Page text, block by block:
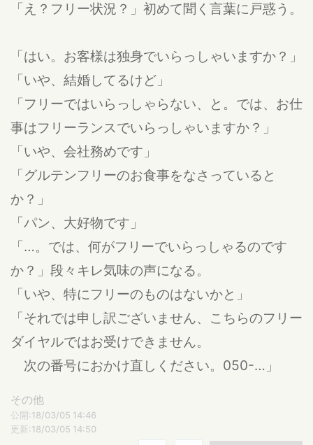
「え？フリー状況？」初めて聞く言葉に戸惑う。
「はい。お客様は独身でいらっしゃいますか？」
「いや、結婚してるけど」
「フリーではいらっしゃらない、と。では、お仕
事はフリーランスでいらっしゃいますか？」
「いや、会社務めです」
「グルテンフリーのお食事をなさっていると
か？」
「パン、大好物です」
「…。では、何がフリーでいらっしゃるのです
か？」段々キレ気味の声になる。
「いや、特にフリーのものはないかと」
「それでは申し訳ございません、こちらのフリー
ダイヤルではお受けできません。
次の番号におかけ直しください。050-…」
その他
公開:18/03/05 14:46
更新:18/03/05 14:50